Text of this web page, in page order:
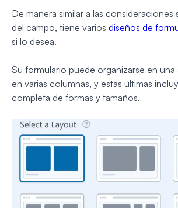
De manera similar a las consideraciones
del campo, tiene varios diseños de
si lo desea.
Su formulario puede organizarse en
en varias columnas, y estas últimas
completa de formas y tamaños.